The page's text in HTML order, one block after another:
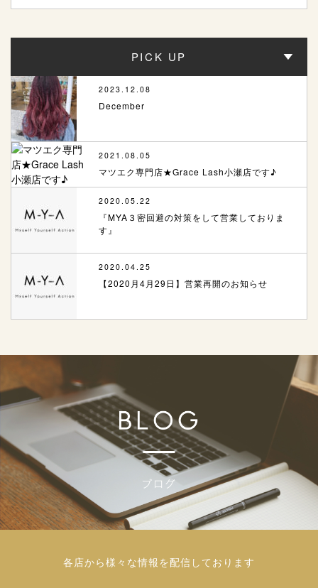
PICK UP
2023.12.08
December
2021.08.05
マツエク専門店★Grace Lash小瀬店です♪
2020.05.22
『MYA３密回避の対策をして営業しておりま
す』
2020.04.25
【2020月4月29日】営業再開のお知らせ
各店から様々な情報を配信しております